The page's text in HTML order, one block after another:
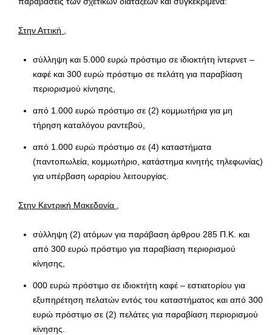
Στην Αττική ,
σύλληψη και 5.000 ευρώ πρόστιμο σε ιδιοκτήτη ίντερνετ –
καφέ και 300 ευρώ πρόστιμο σε πελάτη για παραβίαση
περιορισμού κίνησης,
από 1.000 ευρώ πρόστιμο σε (2) κομμωτήρια για μη
τήρηση καταλόγου ραντεβού,
από 1.000 ευρώ πρόστιμο σε (4) καταστήματα
(παντοπωλεία, κομμωτήριο, κατάστημα κινητής τηλεφωνίας)
για υπέρβαση ωραρίου λειτουργίας.
Στην Κεντρική Μακεδονία ,
σύλληψη (2) ατόμων για παράβαση άρθρου 285 Π.Κ. και
από 300 ευρώ πρόστιμο για παραβίαση περιορισμού
κίνησης,
000 ευρώ πρόστιμο σε ιδιοκτήτη καφέ – εστιατορίου για
εξυπηρέτηση πελατών εντός του καταστήματος και από 300
ευρώ πρόστιμο σε (2) πελάτες για παραβίαση περιορισμού
κίνησης.